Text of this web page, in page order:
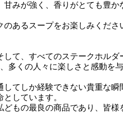
みが強く、香りがとても豊
あるスープをお楽しみくださ
て、すべてのステークホルダ
多くの人々に楽しさと感動を
てしか経験できない貴重な瞬
しています。
もの最良の商品であり、皆様